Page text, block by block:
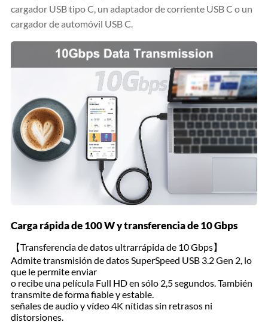
cargador USB tipo C, un adaptador de corriente USB C o un
cargador de automóvil USB C.
Carga rápida de 100 W y transferencia de 10 Gbps
【Transferencia de datos ultrarrápida de 10 Gbps】
Admite transmisión de datos SuperSpeed ​​USB 3.2 Gen 2, lo
que le permite enviar
o recibe una película Full HD en sólo 2,5 segundos. También
transmite de forma fiable y estable.
señales de audio y vídeo 4K nítidas sin retrasos ni
distorsiones.